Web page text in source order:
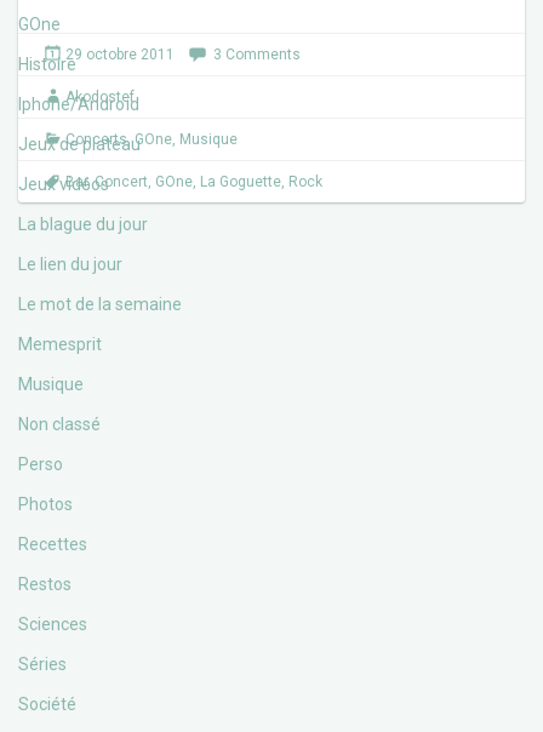
GOne
Histoire
Iphone/Androïd
Jeux de plateau
Jeux vidéos
La blague du jour
Le lien du jour
Le mot de la semaine
Memesprit
Musique
Non classé
Perso
Photos
Recettes
Restos
Sciences
Séries
Société
e
b
o
t
r
29 octobre 2011 3 Comments
Akodostef
Concerts,GOne, Musique
Bar,Concert, GOne, La Goguette, Rock